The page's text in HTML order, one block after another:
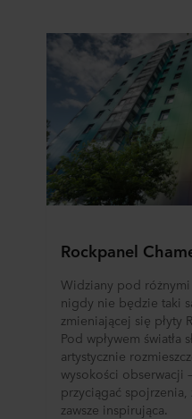
Rockpanel
Widziany pod
nigdy nie będzie taki
zmieniającej się płyty
Pod wpływem światła
artystycznie
wysokości obserwacji
przyciągać spojrzenia,
zawsze inspirująca.